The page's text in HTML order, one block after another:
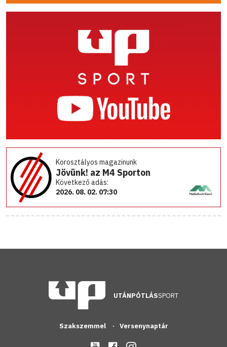
Korosztályos magazinunk
Jövünk! az M4 Sporton
Következő adás:
2026. 08. 02. 07:30
UTÁNPÓTLÁSSPORT
Szakszemmel Versenynaptár